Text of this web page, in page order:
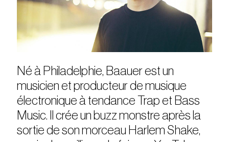
privatisations
Né à Philadelphie, Baauer est un
musicien et producteur de musique
électronique à tendance Trap et Bass
Music. Il crée un buzz monstre après la
sortie de son morceau Harlem Shake,